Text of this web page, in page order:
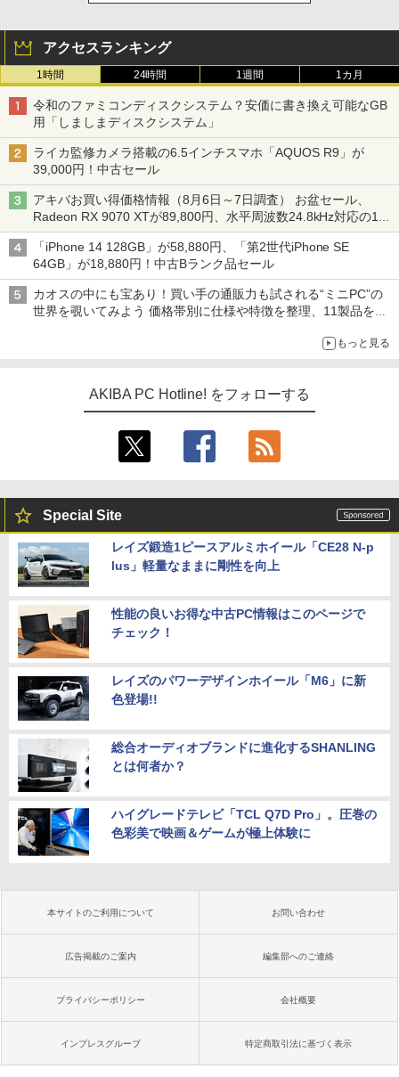
アクセスランキング
1時間 24時間 1週間 1カ月
令和のファミコンディスクシステム？安価に書き換え可能なGB
用「しましまディスクシステム」
ライカ監修カメラ搭載の6.5インチスマホ「AQUOS R9」が
39,000円！中古セール
アキバお買い得価格情報（8月6日～7日調査） お盆セール、
Radeon RX 9070 XTが89,800円、水平周波数24.8kHz対応の17
型モニターが9,801円、暑さ指数連動セール ほか
「iPhone 14 128GB」が58,880円、「第2世代iPhone SE
64GB」が18,880円！中古Bランク品セール
カオスの中にも宝あり！買い手の通販力も試される“ミニPC”の
世界を覗いてみよう 価格帯別に仕様や特徴を整理、11製品をピ
もっと見る
AKIBA PC Hotline! をフォローする
Special Site
レイズ鍛造1ピースアルミホイール「CE28 N-p
lus」軽量なままに剛性を向上
性能の良いお得な中古PC情報はこのページで
チェック！
レイズのパワーデザインホイール「M6」に新
色登場!!
総合オーディオブランドに進化するSHANLING
とは何者か？
ハイグレードテレビ「TCL Q7D Pro」。圧巻の
色彩美で映画＆ゲームが極上体験に
本サイトのご利用について お問い合わせ
広告掲載のご案内 編集部へのご連絡
プライバシーポリシー 会社概要
インプレスグループ 特定商取引法に基づく表示